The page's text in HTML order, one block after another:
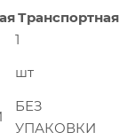
Транспортная
1
шт
БЕЗ
УПАКОВКИ